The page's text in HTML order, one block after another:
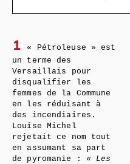
1
« Pétroleuse » est
un terme des
Versaillais pour
disqualifier les
femmes de la Commune
en les réduisant à
des incendiaires.
Louise Michel
rejetait ce nom tout
en assumant sa part
de pyromanie : « Les